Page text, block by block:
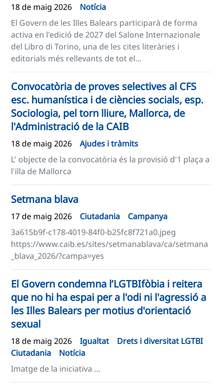
18 de maig 2026
Notícia
El Govern de les Illes Balears participarà de forma
activa en l'edició de 2027 del Salone Internazionale
del Libro di Torino, una de les cites literàries i
editorials més rellevants de tot el...
Convocatòria de proves selectives al CFS
esc. humanística i de ciències socials, esp.
Sociologia, pel torn lliure, Mallorca, de
l'Administració de la CAIB
18 de maig 2026
Ajudes i tràmits
L' objecte de la convocatòria és la provisió d'1 plaça a
l'illa de Mallorca
Setmana blava
17 de maig 2026 Ciutadania
Campanya
3a615b9f-c178-4019-84f0-b25fc8f721a0.jpeg
https://www.caib.es/sites/setmanablava/ca/setmana
_blava_2026/?campa=yes
El Govern condemna l’LGTBIfòbia i reitera
que no hi ha espai per a l'odi ni l'agressió a
les Illes Balears per motius d'orientació
sexual
18 de maig 2026 Igualtat
Drets i diversitat LGTBI
Ciutadania
Notícia
Imatge de la iniciativa ...